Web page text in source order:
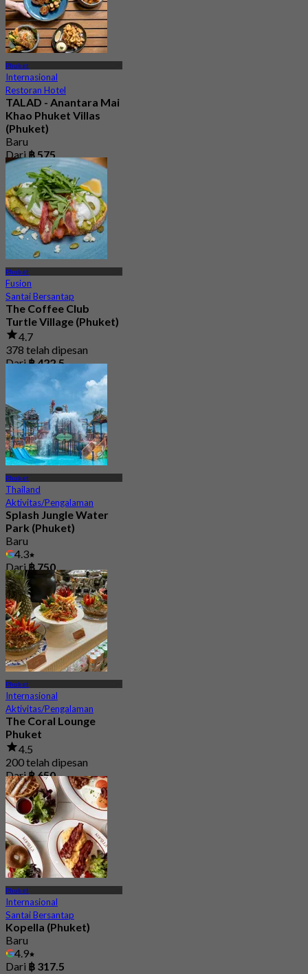
Phuket
Internasional
Restoran Hotel
TALAD - Anantara Mai
Khao Phuket Villas
(Phuket)
Baru
Dari฿ 575
Phuket
Fusion
Santai Bersantap
The Coffee Club
Turtle Village (Phuket)
4.7
378 telah dipesan
Dari฿ 422.5
Phuket
Thailand
Aktivitas/Pengalaman
Splash Jungle Water
Park (Phuket)
Baru
4.3
Dari฿ 750
Phuket
Internasional
Aktivitas/Pengalaman
The Coral Lounge
Phuket
4.5
200 telah dipesan
Dari฿ 650
Phuket
Internasional
Santai Bersantap
Kopella (Phuket)
Baru
4.9
Dari ฿ 317.5